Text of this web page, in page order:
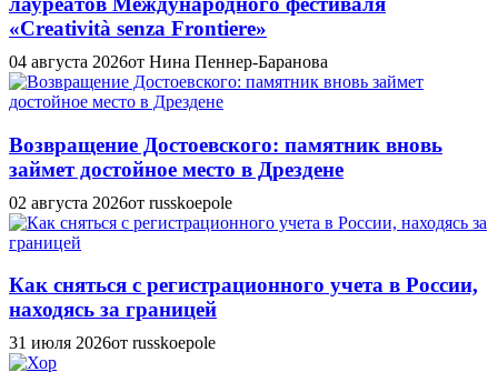
«Creatività senza Frontiere»
04 августа 2026от Нина Пеннер-Баранова
Возвращение Достоевского: памятник вновь
займет достойное место в Дрездене
02 августа 2026от russkoepole
Как сняться с регистрационного учета в России,
находясь за границей
31 июля 2026от russkoepole